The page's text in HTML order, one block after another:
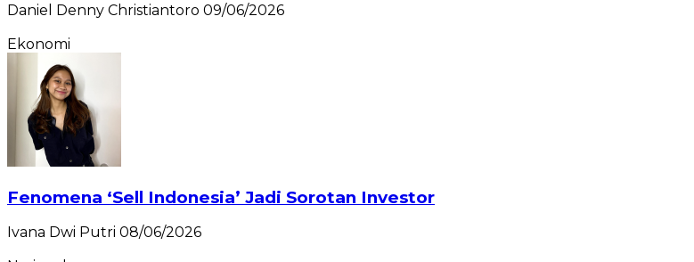
Daniel Denny Christiantoro 09/06/2026
Ekonomi
Fenomena ‘Sell Indonesia’ Jadi Sorotan Investor
Ivana Dwi Putri 08/06/2026